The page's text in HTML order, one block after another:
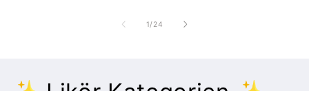
1/von
24